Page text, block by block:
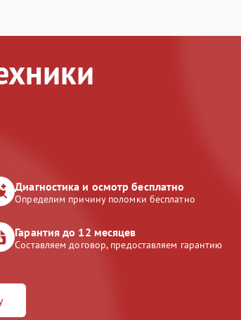
Диагностика и осмотр бесплатно
Определим причину поломки бесплатно
Гарантия до 12 месяцев
Составляем договор, предоставляем гарантию